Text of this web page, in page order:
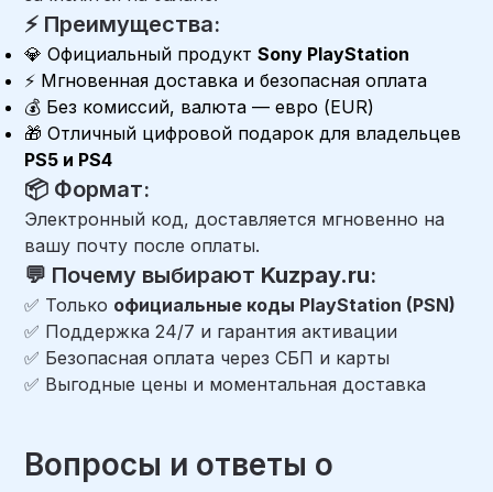
⚡ Преимущества:
💎 Официальный продуктSony PlayStation
⚡ Мгновенная доставка и безопасная оплата
💰 Без комиссий, валюта — евро (EUR)
🎁 Отличный цифровой подарок для владельцев
PS5 и PS4
📦 Формат:
Электронный код, доставляется мгновенно на
вашу почту после оплаты.
💬 Почему выбирают Kuzpay.ru:
✅ Только официальные коды PlayStation (PSN)
✅ Поддержка 24/7 и гарантия активации
✅ Безопасная оплата через СБП и карты
✅ Выгодные цены и моментальная доставка
Вопросы и ответы о